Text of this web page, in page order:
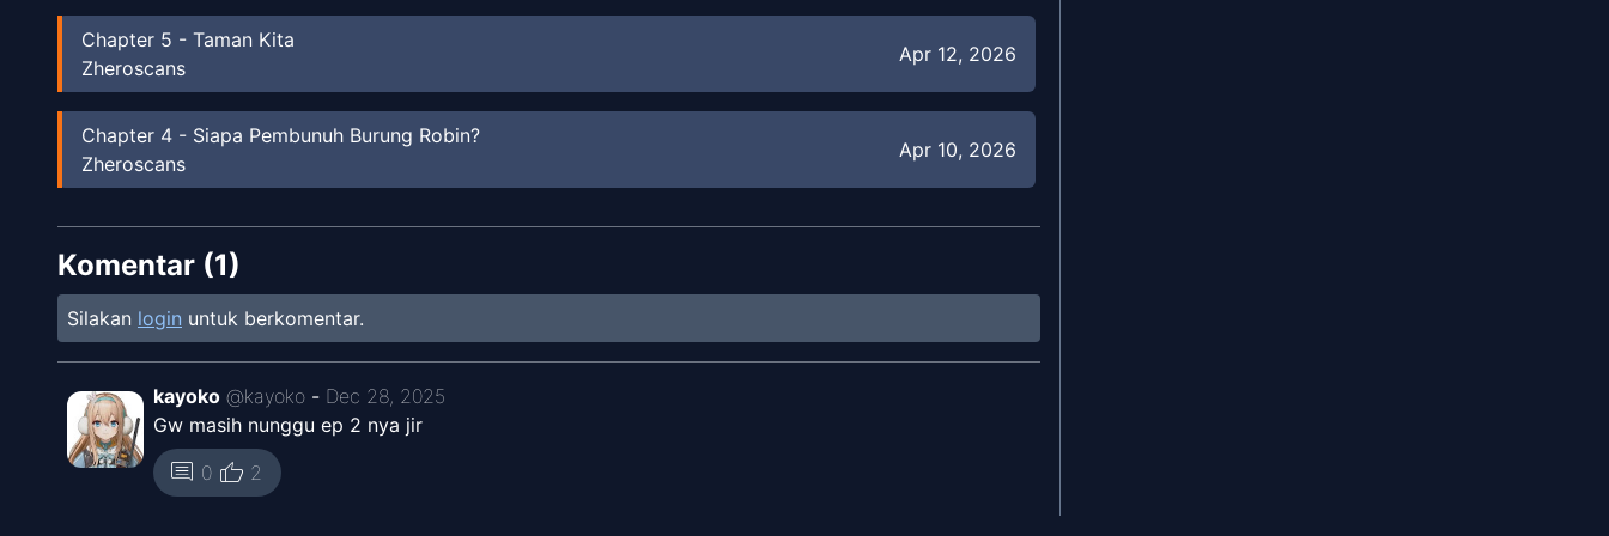
Chapter 5 - Taman Kita
Zheroscans
Apr 12, 2026
Chapter 4 - Siapa Pembunuh Burung Robin?
Zheroscans
Apr 10, 2026
Chapter3-Terbagi
Zheroscans
Chapter2-Pengakuan
Unknown
Feb 26, 2026
Chapter2-Pengakuan
Zheroscans
Komentar (1)
Silakan login untuk berkomentar.
kayoko @kayoko - Dec 28, 2025
Gw masih nunggu ep 2 nya jir
comment 0 thumb_up 2